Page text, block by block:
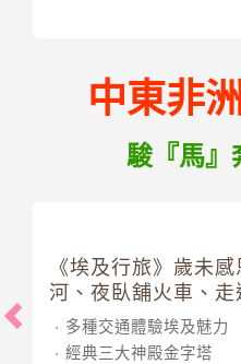
中東非
駿『馬』
《埃及行旅》歲未
河、夜臥舖火車、
館 10 日
多種交通體驗埃及魅力
經典三大神殿金字塔